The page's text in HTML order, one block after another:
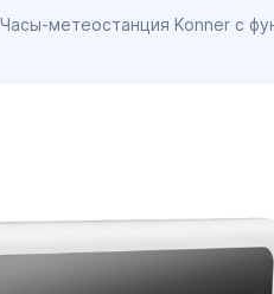
Часы-метеостанция Konner с